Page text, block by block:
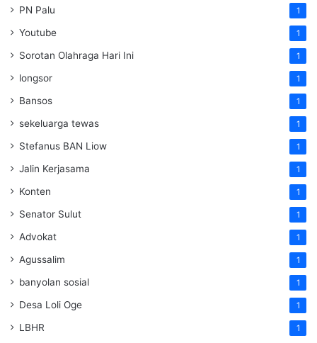
PN Palu 1
Youtube 1
Sorotan Olahraga Hari Ini 1
longsor 1
Bansos 1
sekeluarga tewas 1
Stefanus BAN Liow 1
Jalin Kerjasama 1
Konten 1
Senator Sulut 1
Advokat 1
Agussalim 1
banyolan sosial 1
Desa Loli Oge 1
LBHR 1